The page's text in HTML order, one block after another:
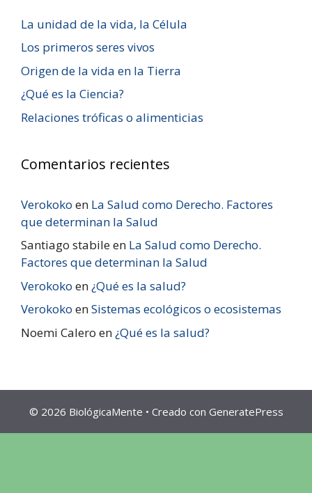
La unidad de la vida, la Célula
Los primeros seres vivos
Origen de la vida en la Tierra
¿Qué es la Ciencia?
Relaciones tróficas o alimenticias
Comentarios recientes
Verokoko en La Salud como Derecho. Factores
que determinan la Salud
Santiago stabileen La Salud como Derecho.
Factores que determinan la Salud
Verokoko en¿Qué es la salud?
Verokoko enSistemas ecológicos o ecosistemas
Noemi Calero en¿Qué es la salud?
© 2026 BiológicaMente • Creado con GeneratePress